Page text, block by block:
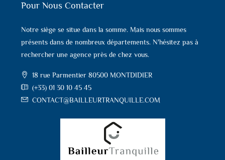
Pour Nous Contacter
Notre siège se situe dans la somme. Mais nous sommes
présents dans de nombreux départements. N'hésitez pas à
rechercher une agence près de chez vous.
18 rue Parmentier 80500 MONTDIDIER
(+33) 01 30 10 45 45
CONTACT@BAILLEURTRANQUILLE.COM